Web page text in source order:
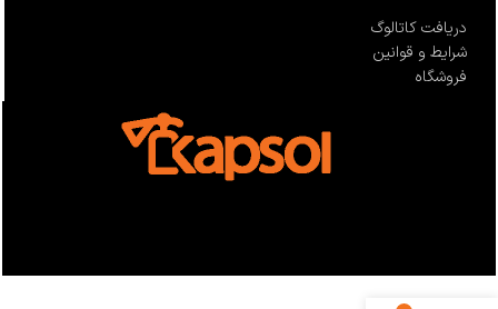
دریافت کاتالوگ
شرایط و قوانین
فروشگاه